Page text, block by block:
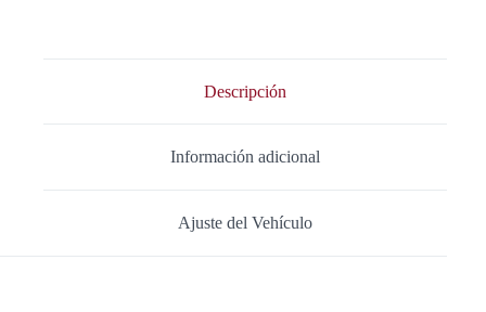
Descripción
Información adicional
Ajuste del Vehículo